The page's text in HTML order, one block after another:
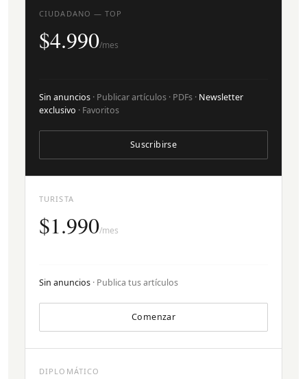
TURISTA
$1.990/mes
Sin anuncios · Publica tus artículos
Comenzar
CIUDADANO — TOP
$4.990/mes
Sin anuncios · Publicar artículos · PDFs · Newsletter
exclusivo · Favoritos
Suscribirse
DIPLOMÁTICO